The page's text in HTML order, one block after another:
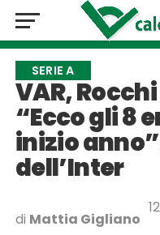
SERIE A
VAR,
“Ecco gli 8
inizio
dell’Inter
di Mattia Gigliano